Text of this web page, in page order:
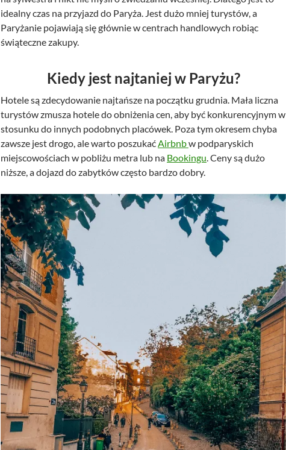
idealny czas na przyjazd do Paryża. Jest dużo mniej turystów, a
Paryżanie pojawiają się głównie w centrach handlowych robiąc
świąteczne zakupy.
Kiedy jest najtaniej w Paryżu?
Hotele są zdecydowanie najtańsze na początku grudnia. Mała liczna
turystów zmusza hotele do obniżenia cen, aby być konkurencyjnym w
stosunku do innych podobnych placówek. Poza tym okresem chyba
zawsze jest drogo, ale warto poszukaćAirbnbw podparyskich
miejscowościach w pobliżu metra lub na Bookingu. Ceny są dużo
niższe, a dojazd do zabytków często bardzo dobry.